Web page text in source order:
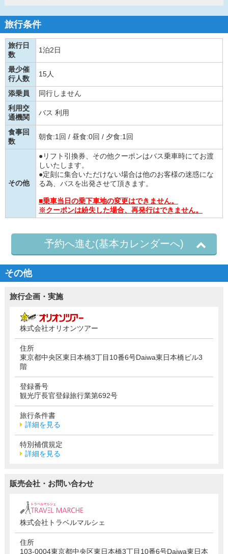
旅行条件
旅行日
数
1泊2日
最少催
行人数
15人
添乗員
同行しません
利用交
通機関
バス 利用
食事回
数
朝食:1回 / 昼食:0回 / 夕食:1回
その他
●リフト引換券、その他クーポンはバス乗車時にてお渡
しいたします。
●定刻に集合いただけない場合は他のお客様の迷惑にな
る為、バスを出発させて頂きます。
■乗車当日の乗下車地の変更はできません。
※クーポンは紛失した場合、再発行はできません。
予約へ進む(基本カレンダーへ)
その他
旅行企画・実施
株式会社オリオンツアー
住所
東京都中央区東日本橋3丁目10番6号Daiwa東日本橋ビル3
階
登録番号
観光庁長官登録旅行業第692号
旅行条件書
詳細を見る
特別補償規定
詳細を見る
販売会社・お問い合わせ
株式会社トラベルマルシェ
住所
103-0004東京都中央区東日本橋3丁目10番6号Daiwa東日本